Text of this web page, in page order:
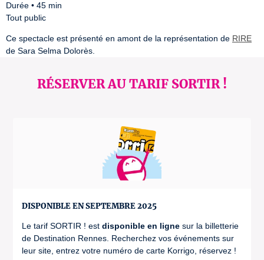
Durée • 45 min
Tout public
Ce spectacle est présenté en amont de la représentation de RIRE
de Sara Selma Dolorès.
RÉSERVER AU TARIF SORTIR !
DISPONIBLE EN SEPTEMBRE 2025
Le tarif SORTIR ! est disponible en ligne sur la billetterie
de Destination Rennes. Recherchez vos événements sur
leur site, entrez votre numéro de carte Korrigo, réservez !